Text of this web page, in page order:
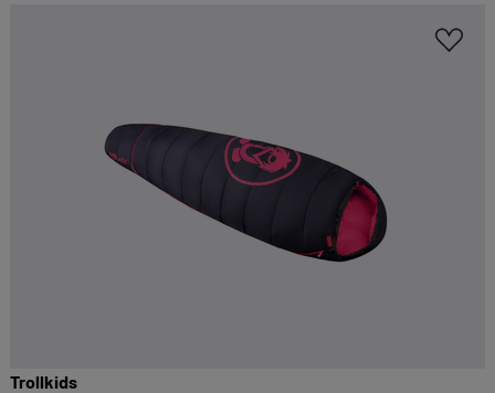
Trollkids